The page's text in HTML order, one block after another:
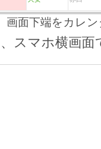
画面下端をカレ
スマホ横画面